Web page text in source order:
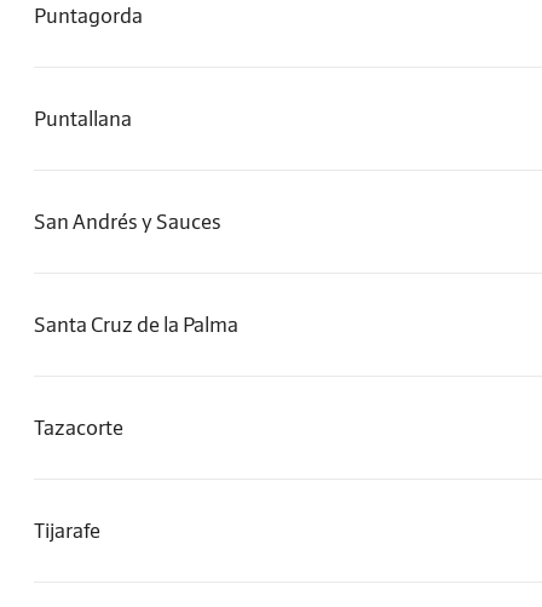
Puntagorda
Puntallana
San Andrés y Sauces
Santa Cruz de la Palma
Tazacorte
Tijarafe